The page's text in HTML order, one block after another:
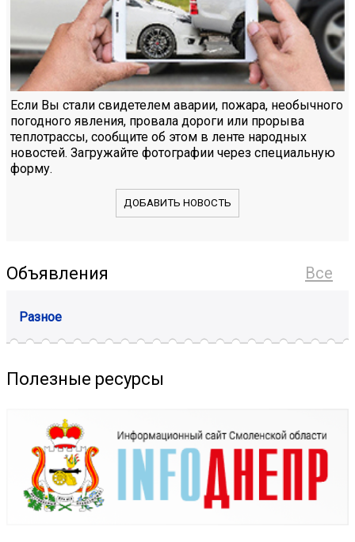
Если Вы стали свидетелем аварии, пожара, необычного
погодного явления, провала дороги или прорыва
теплотрассы, сообщите об этом в ленте народных
новостей. Загружайте фотографии через специальную
форму.
ДОБАВИТЬ НОВОСТЬ
Все
Объявления
Разное
Полезные ресурсы